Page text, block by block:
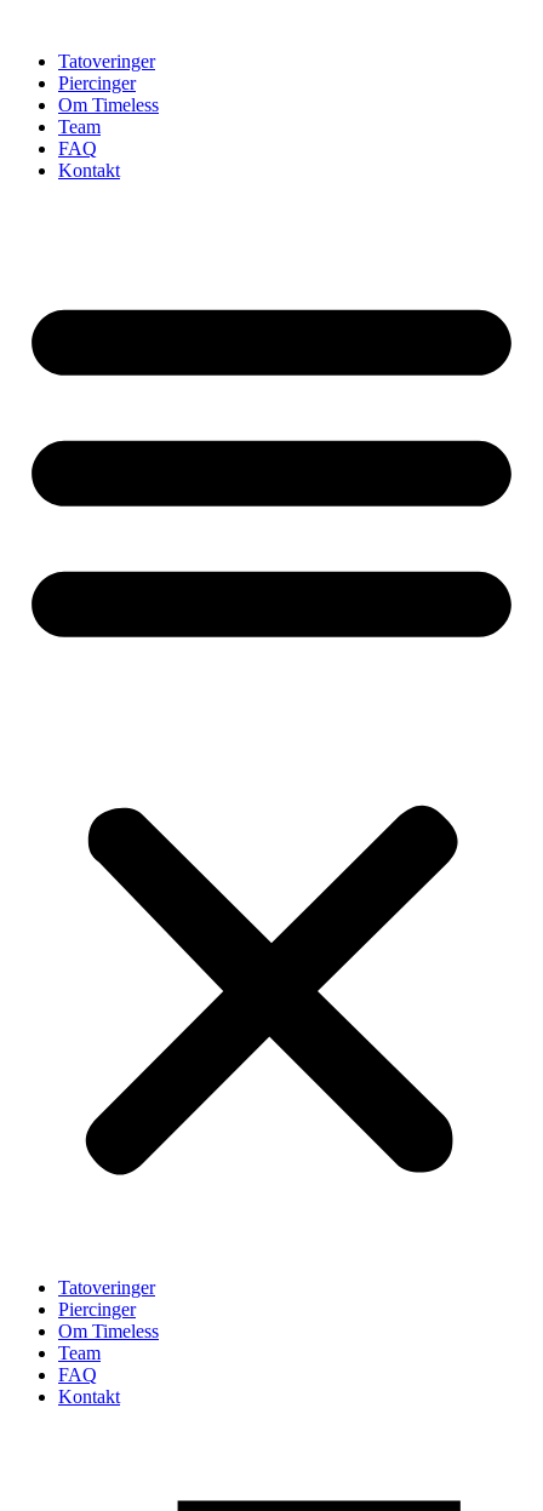
indholdTatoveringer
Piercinger
Om Timeless
Team
FAQ
Kontakt
Tatoveringer
Piercinger
Om Timeless
Team
FAQ
Kontakt